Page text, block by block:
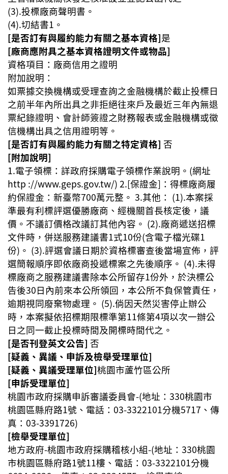
(3).投標廠商聲明書。
(4).切結書1。
[是否訂有與履約能力有關之基本資格]是
[廠商應附具之基本資格證明文件或物品]
資格項目：廠商信用之證明
附加說明：
如票據交換機構或受理查詢之金融機構於截止投標日
之前半年內所出具之非拒絕往來戶及最近三年內無退
票紀錄證明、會計師簽證之財務報表或金融機構或徵
信機構出具之信用證明等。
[是否訂有與履約能力有關之特定資格] 否
[附加說明]
1.電子領標：詳政府採購電子領標作業說明。(網址
http ://www.geps.gov.tw/) 2.[保證金]：得標廠商履
約保證金：新臺幣700萬元整。 3.其他： (1).本案採
準最有利標評選優勝廠商、經機關首長核定後，議
價。不議訂價格改議訂其他內容。 (2).廠商遞送招標
文件時，併送服務建議書1式10份(含電子檔光碟1
份)。 (3).評選會議日期於資格標審查後當場宣佈，評
選簡報順序即依廠商投遞標案之先後順序。 (4).未得
標廠商之服務建議書除本公所留存1份外，於決標公
告後30日內前來本公所領回，本公所不負保管責任，
逾期視同廢棄物處理。 (5).倘因天然災害停止辦公
時，本案擬依招標期限標準第11條第4項以次一辦公
日之同一截止投標時間及開標時間代之。
[是否刊登英文公告] 否
[疑義、異議、申訴及檢舉受理單位]
[疑義、異議受理單位]桃園市蘆竹區公所
[申訴受理單位]
桃園市政府採購申訴審議委員會-(地址：330桃園市
桃園區縣府路1號、電話：03-3322101分機5717、傳
真：03-3391726)
[檢舉受理單位]
地方政府-桃園市政府採購稽核小組-(地址：330桃園
市桃園區縣府路1號11樓、電話：03-3322101分機